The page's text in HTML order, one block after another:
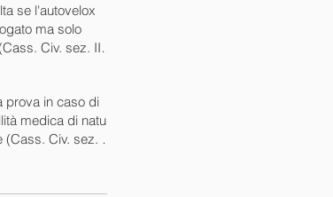
se l'autovelox
ma solo
Civ. sez. II
prova in caso di
medica di natura
Civ. sez. III